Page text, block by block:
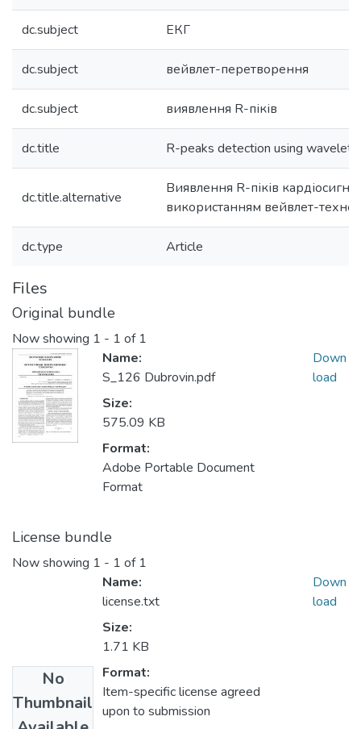
dc.subject ЕКГ
dc.subject вейвлет-перетворення
dc.subject виявлення R-піків
dc.title R-peaks detection using wavelet
dc.title.alternative
Виявлення R-піків
використанням вейвлет-
dc.type Article
Files
Original bundle
Now showing 1 - 1 of 1
Name:
S_126 Dubrovin.pdf
Size:
575.09 KB
Format:
Adobe Portable Document
Format
Down
load
License bundle
Now showing 1 - 1 of 1
No
Thumbnail
Name:
license.txt
Size:
1.71 KB
Format:
Item-specific license agreed
upon to submission
Down
load